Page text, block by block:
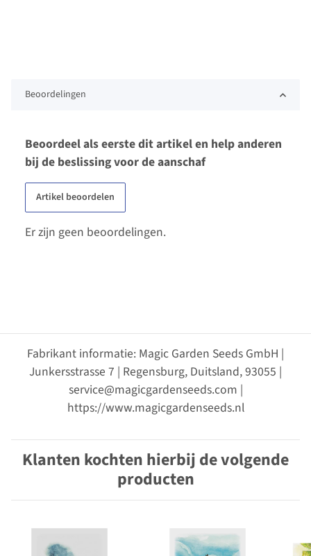
Beoordelingen
Beoordeel als eerste dit artikel en help anderen
bij de beslissing voor de aanschaf
Artikel beoordelen
Er zijn geen beoordelingen.
Fabrikant informatie: Magic Garden Seeds GmbH |
Junkersstrasse 7 | Regensburg, Duitsland, 93055 |
service@magicgardenseeds.com |
https://www.magicgardenseeds.nl
Klanten kochten hierbij de volgende
producten